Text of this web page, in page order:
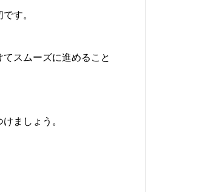
す。
スムーズに進めること
ましょう。